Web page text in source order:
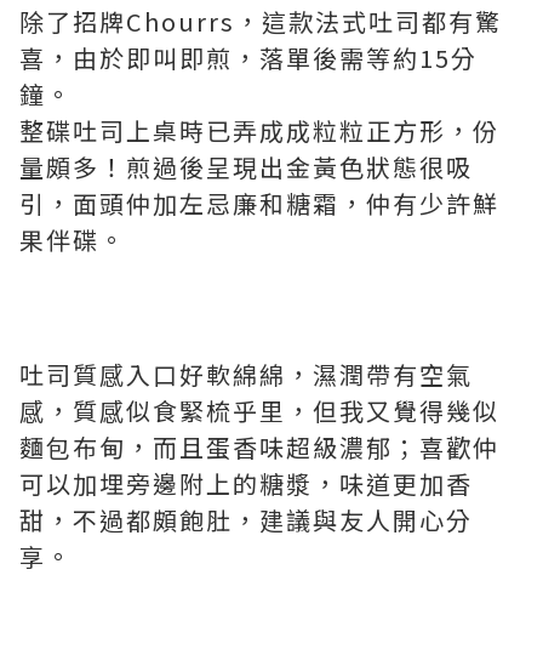
除了招牌Chourrs，這款法式吐司都有驚
喜，由於即叫即煎，落單後需等約15分
鐘。
整碟吐司上桌時已弄成成粒粒正方形，份
量頗多！煎過後呈現出金黃色狀態很吸
引，面頭仲加左忌廉和糖霜，仲有少許鮮
果伴碟。
吐司質感入口好軟綿綿，濕潤帶有空氣
感，質感似食緊梳乎里，但我又覺得幾似
麵包布甸，而且蛋香味超級濃郁；喜歡仲
可以加埋旁邊附上的糖漿，味道更加香
甜，不過都頗飽肚，建議與友人開心分
享。